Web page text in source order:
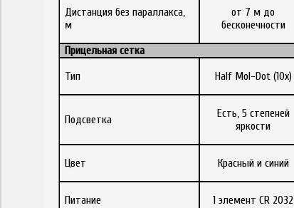
Дистанция без параллакса,
м
от 7 м до
бесконечности
Прицельная сетка
Тип
Half Mol-Dot (10x)
Подсветка
Есть, 5 степеней
яркости
Цвет Красный и синий
Питание
1 элемент CR 2032